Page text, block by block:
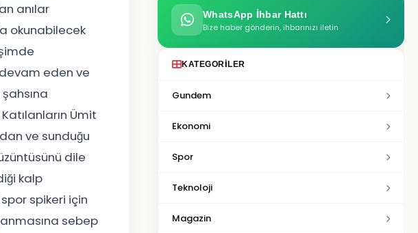
anılar
okunabilecek
eden ve
Ümit
ve sunduğu
dile
kalp
spikeri için
sebep
WhatsApp İhbar Hattı
Bize haber gönderin, ihbarınızı iletin
KATEGORILER
Gundem
Ekonomi
Spor
Teknoloji
Magazin